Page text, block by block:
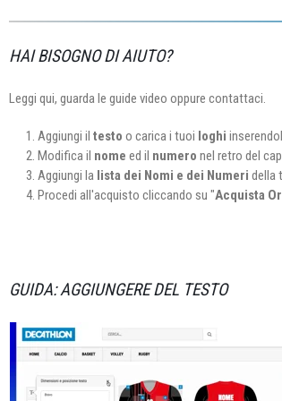
HAI BISOGNO DI AIUTO?
Leggi qui, guarda le guide video oppure contattaci.
Aggiungi il testo o carica i tuoi loghi
Modifica il nome ed il numero nel retro del
Aggiungi la lista dei Nomi e dei Numeri della
Procedi all'acquisto cliccando su "Acquista
GUIDA: AGGIUNGERE DEL TESTO